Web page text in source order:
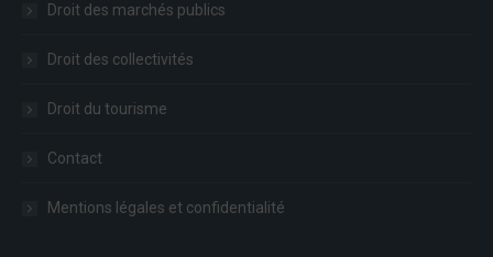
Droit des marchés publics
Droit des collectivités
Droit du tourisme
Contact
Mentions légales et confidentialité